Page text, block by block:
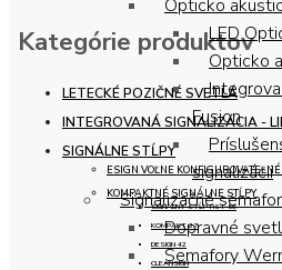
Opticko
LED
Opticko
Fusion
signalizácii
Signalizačné
Dopravné
Semafory
Kategórie produktov
LETECKÉ POZIČNÉ SVETLÁ
INTEGROVANÁ SIGNALIZÁCIA -
SIGNÁLNE STĹPY
ESIGN VOĽNE
KOMPAKTNÉ SIGNÁLNE STĹPY
SIGNÁLNY STĹP RST 56
KOMPAKT 37
DESIGN 42
CLEANSIGN